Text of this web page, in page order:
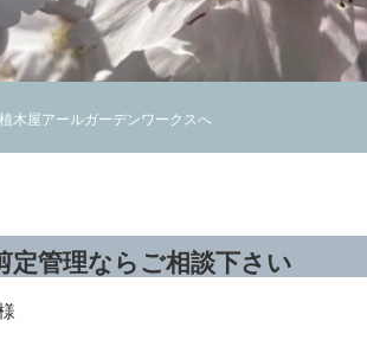
木屋アールガーデンワークスへ
定管理ならご相談下さい